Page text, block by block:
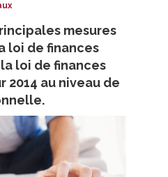
mesures
loi de finances
loi de finances
au niveau de